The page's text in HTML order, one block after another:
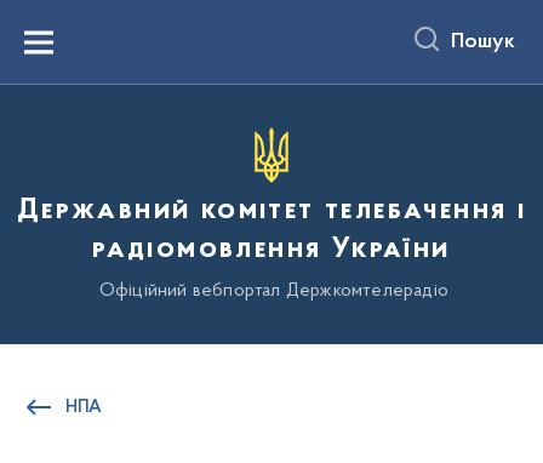
вмістуMenu Пошук
Державний комітет телебачення і
радіомовлення України
Офіційний вебпортал Держкомтелерадіо
НПА